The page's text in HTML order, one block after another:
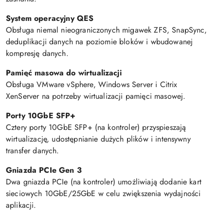
System operacyjny QES
Obsługa niemal nieograniczonych migawek ZFS, SnapSync,
deduplikacji danych na poziomie bloków i wbudowanej
kompresję danych.
Pamięć masowa do wirtualizacji
Obsługa VMware vSphere, Windows Server i Citrix
XenServer na potrzeby wirtualizacji pamięci masowej.
Porty 10GbE SFP+
Cztery porty 10GbE SFP+ (na kontroler) przyspieszają
wirtualizację, udostępnianie dużych plików i intensywny
transfer danych.
Gniazda PCIe Gen 3
Dwa gniazda PCIe (na kontroler) umożliwiają dodanie kart
sieciowych 10GbE/25GbE w celu zwiększenia wydajności
aplikacji.